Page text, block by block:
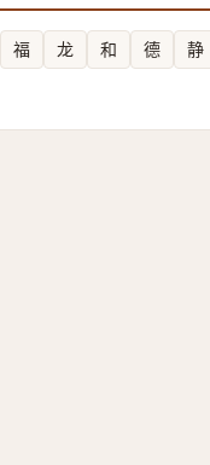
福 龙 和 德 静